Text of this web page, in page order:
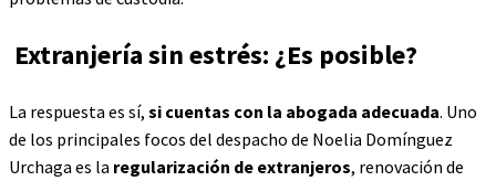
Extranjería sin estrés: ¿Es posible?
La respuesta es sí, si cuentas con la abogada adecuada. Uno
de los principales focos del despacho de Noelia Domínguez
Urchaga es la regularización de extranjeros, renovación de